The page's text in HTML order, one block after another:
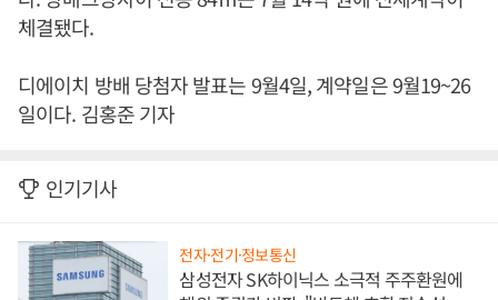
체결됐다.
디에이치 방배 당첨자 발표는 9월4일, 계약일은 9월19~26
일이다. 김홍준 기자
인기기사
전자·전기·정보통신
삼성전자 SK하이닉스 소극적 주주환원에